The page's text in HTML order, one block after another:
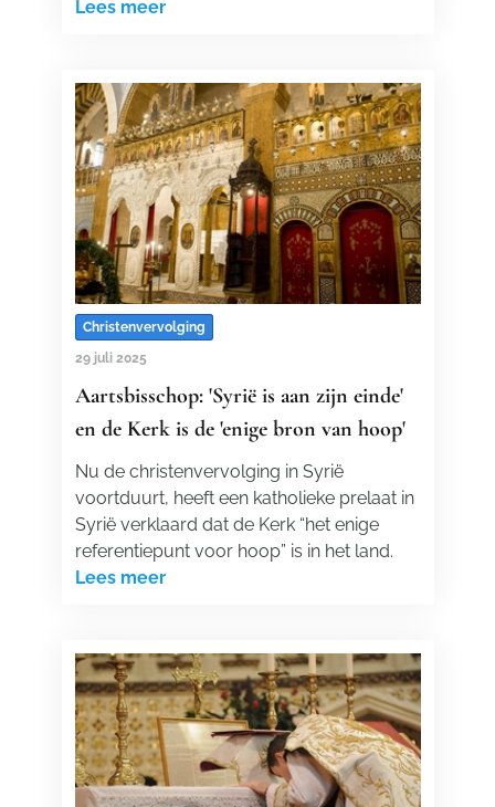
Lees meer
Christenvervolging
29 juli 2025
Aartsbisschop: 'Syrië is aan zijn einde'
en de Kerk is de 'enige bron van hoop'
Nu de christenvervolging in Syrië
voortduurt, heeft een katholieke prelaat in
Syrië verklaard dat de Kerk “het enige
referentiepunt voor hoop” is in het land.
Lees meer